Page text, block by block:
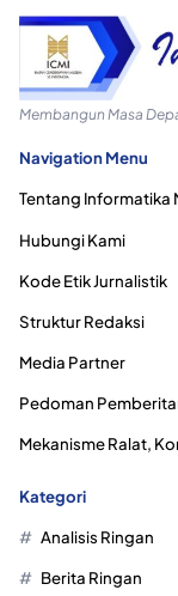
Membangun Masa
Navigation Menu
Tentang Informatika
Hubungi Kami
Kode Etik Jurnalistik
Struktur Redaksi
Media Partner
Pedoman
Mekanisme Ralat,
Kategori
Analisis Ringan
Berita Ringan